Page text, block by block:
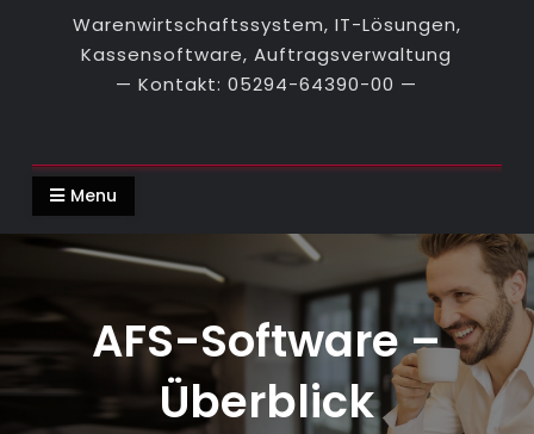
Warenwirtschaftssystem, IT-Lösungen,
Kassensoftware, Auftragsverwaltung
Menu
AFS-Software –
Überblick